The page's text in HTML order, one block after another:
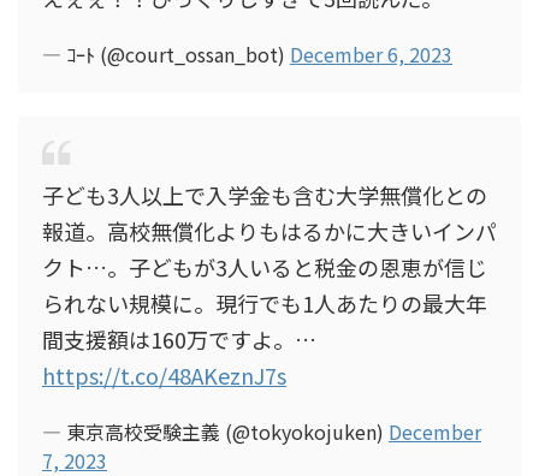
— ｺｰﾄ (@court_ossan_bot) December 6, 2023
子ども3人以上で入学金も含む大学無償化との
報道。高校無償化よりもはるかに大きいインパ
クト…。子どもが3人いると税金の恩恵が信じ
られない規模に。現行でも1人あたりの最大年
間支援額は160万ですよ。…
https://t.co/48AKeznJ7s
— 東京高校受験主義 (@tokyokojuken) December
7, 2023